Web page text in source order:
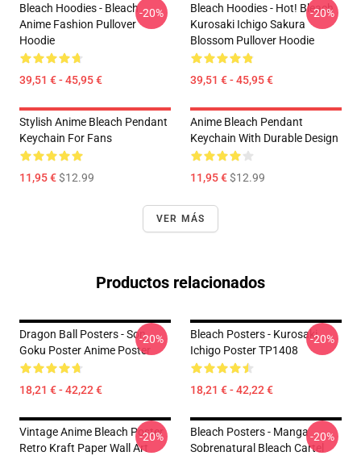
Bleach Hoodies - Bleach
Anime Fashion Pullover
Hoodie
39,51 € - 45,95 €
-20%
Bleach Hoodies - Hot! Bleach
Kurosaki Ichigo Sakura
Blossom Pullover Hoodie
39,51 € - 45,95 €
-20%
Stylish Anime Bleach Pendant
Keychain For Fans
11,95 €$12.99
Anime Bleach Pendant
Keychain With Durable Design
11,95 €$12.99
VER MÁS
Productos relacionados
Dragon Ball Posters - Son
Goku Poster Anime Poster
18,21 € - 42,22 €
-20%
Bleach Posters - Kurosaki
Ichigo Poster TP1408
18,21 € - 42,22 €
-20%
Vintage Anime Bleach Poster
Retro Kraft Paper Wall Art
-20%
Bleach Posters - Manga
Sobrenatural Bleach Cartel
-20%